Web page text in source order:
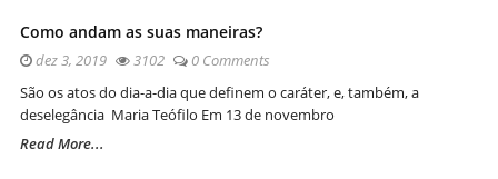
Como andam as suas maneiras?
dez 3, 2019 3102
0 Comments
São os atos do dia-a-dia que definem o caráter, e, também, a
deselegância Maria Teófilo Em 13 de novembro
Read More...